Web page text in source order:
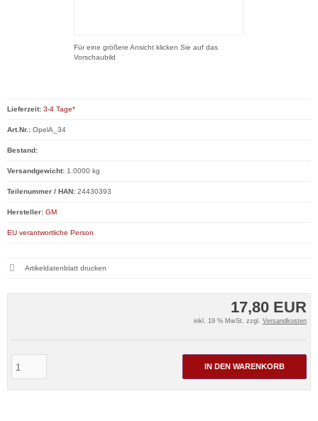
Für eine größere Ansicht klicken Sie auf das
Vorschaubild
17,80 EUR
inkl. 19 % MwSt. zzgl. Versandkosten
IN DEN WARENKORB
Lieferzeit: 3-4 Tage*
Art.Nr.: OpelA_34
Bestand:
Versandgewicht: 1.0000 kg
Teilenummer / HAN: 24430393
Hersteller: GM
EU verantwortliche Person
Artikeldatenblatt drucken